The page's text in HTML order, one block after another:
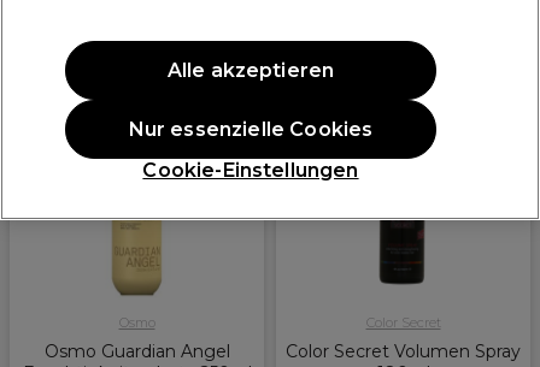
Osmo
Osmo Guardian Angel
ANGEBOT
Color Secret
Color Secret Volumen Spray
Cookie-Einstellungen
Nur essenzielle Cookies
Alle akzeptieren